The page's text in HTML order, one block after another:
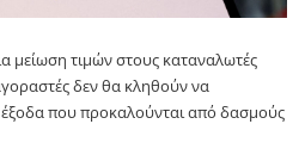
μείωση τιμών στους καταναλωτές
δεν θα κληθούν να
που προκαλούνται από δασμούς